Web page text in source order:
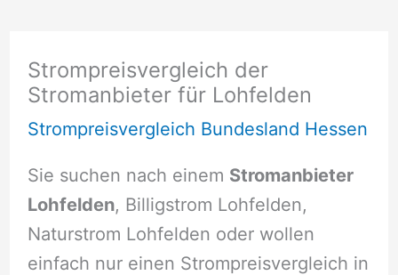
Strompreisvergleich der
Stromanbieter für Lohfelden
Strompreisvergleich Bundesland Hessen
Sie suchen nach einem Stromanbieter
Lohfelden, Billigstrom Lohfelden,
Naturstrom Lohfelden oder wollen
einfach nur einen Strompreisvergleich in